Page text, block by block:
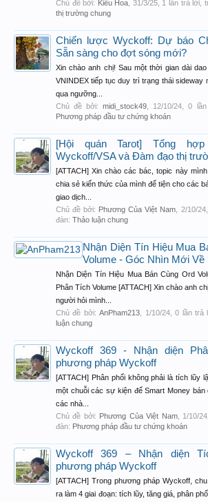
Chủ đề bởi: Kiều Hoa 31/3/25, 1 lần trả lời,
thị trường chung
Chiến lược Wyckoff: Dự báo
Sẵn sàng cho đợt sóng mới?
Xin chào anh chị! Sau một thời gian dài
VNINDEX tiếp tục duy trì trạng thái sideway
qua ngưỡng...
Chủ đề bởi:midi_stock49 12/10/24 , 0
Phương pháp đầu tư chứng khoán
[Hội quán Tarot] Tổng
Wyckoff/VSA và Đàm đạo thị
[ATTACH] Xin chào các bác, topic này
chia sẻ kiến thức của mình để tiện cho các
giao dịch...
Chủ đề bởi: Phương Của Việt Nam 2/10/24
đàn: Thảo luận chung
Nhận Diện Tín Hiệu Mua
Volume - Góc Nhìn Mới Về
Nhận Diện Tín Hiệu Mua Bán Cùng Ord
Phân Tích Volume [ATTACH] Xin chào anh
người hỏi mình...
Chủ đề bởi:AnPham213 1/10/24, 0 lần trả
luận chung
Wyckoff 369 - Nhận diện
phương pháp Wyckoff
[ATTACH] Phân phối không phải là tích lũy
một chuỗi các sự kiện để Smart Money
các nhà...
Chủ đề bởi: Phương Của Việt Nam, 1/10/24
đàn: Phương pháp đầu tư chứng khoán
Wyckoff 369 – Nhận diện
phương pháp Wyckoff
[ATTACH] Trong phương pháp Wyckoff,
ra làm 4 giai đoạn: tích lũy, tăng giá, phân